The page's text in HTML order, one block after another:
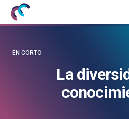
Mujeres
con
blog
La
EN CORTO